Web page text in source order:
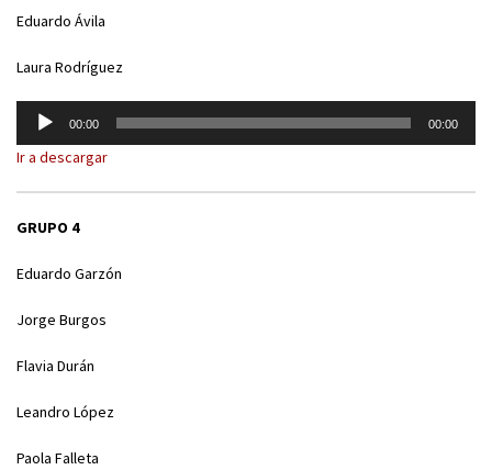
Eduardo Ávila
Laura Rodríguez
Reproductor
audio
00:00 00:00
Ir a descargar
GRUPO 4
Eduardo Garzón
Jorge Burgos
Flavia Durán
Leandro López
Paola Falleta